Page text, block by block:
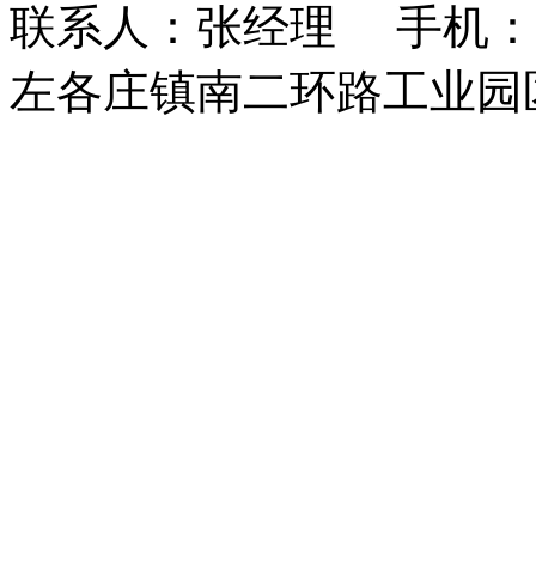
联系人：张经理 手机
左各庄镇南二环路工业